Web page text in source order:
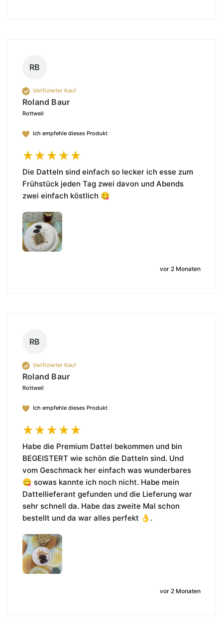
RB
Verifizierter Kauf
Roland Baur
Rottweil
Ich empfehle dieses Produkt
Die Datteln sind einfach so lecker ich esse zum
Frühstück jeden Tag zwei davon und Abends
zwei einfach köstlich 😋
vor 2 Monaten
RB
Verifizierter Kauf
Roland Baur
Rottweil
Ich empfehle dieses Produkt
Habe die Premium Dattel bekommen und bin
BEGEISTERT wie schön die Datteln sind. Und
vom Geschmack her einfach was wunderbares
😋 sowas kannte ich noch nicht. Habe mein
Dattellieferant gefunden und die Lieferung war
sehr schnell da. Habe das zweite Mal schon
bestellt und da war alles perfekt 👌.
vor 2 Monaten